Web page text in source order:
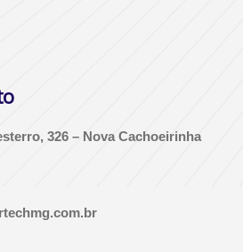
326 – Nova Cachoeirinha